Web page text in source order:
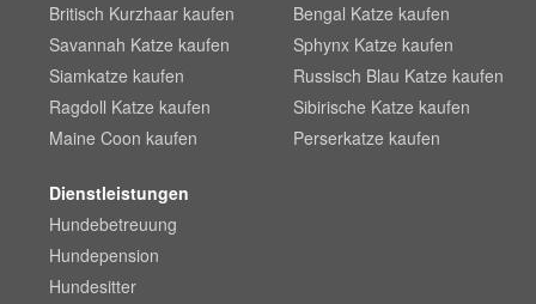
Britisch Kurzhaar kaufen
Savannah Katze kaufen
Siamkatze kaufen
Ragdoll Katze kaufen
Maine Coon kaufen
Bengal Katze kaufen
Sphynx Katze kaufen
Russisch Blau Katze kaufen
Sibirische Katze kaufen
Perserkatze kaufen
Dienstleistungen
Hundebetreuung
Hundepension
Hundesitter